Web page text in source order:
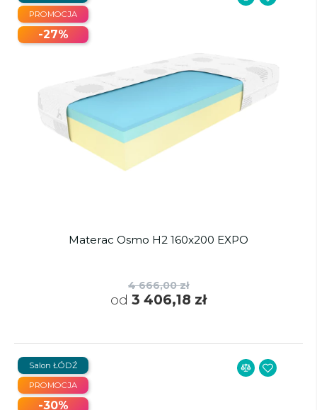
Materac Osmo H2 160x200 EXPO
4 666,00 zł
od 3 406,18 zł
PROMOCJA
-27%
PROMOCJA
-30%
Salon ŁÓDŹ